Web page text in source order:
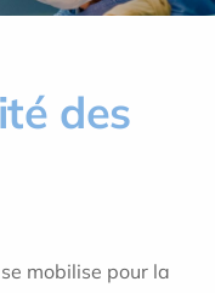
des
mobilise pour la